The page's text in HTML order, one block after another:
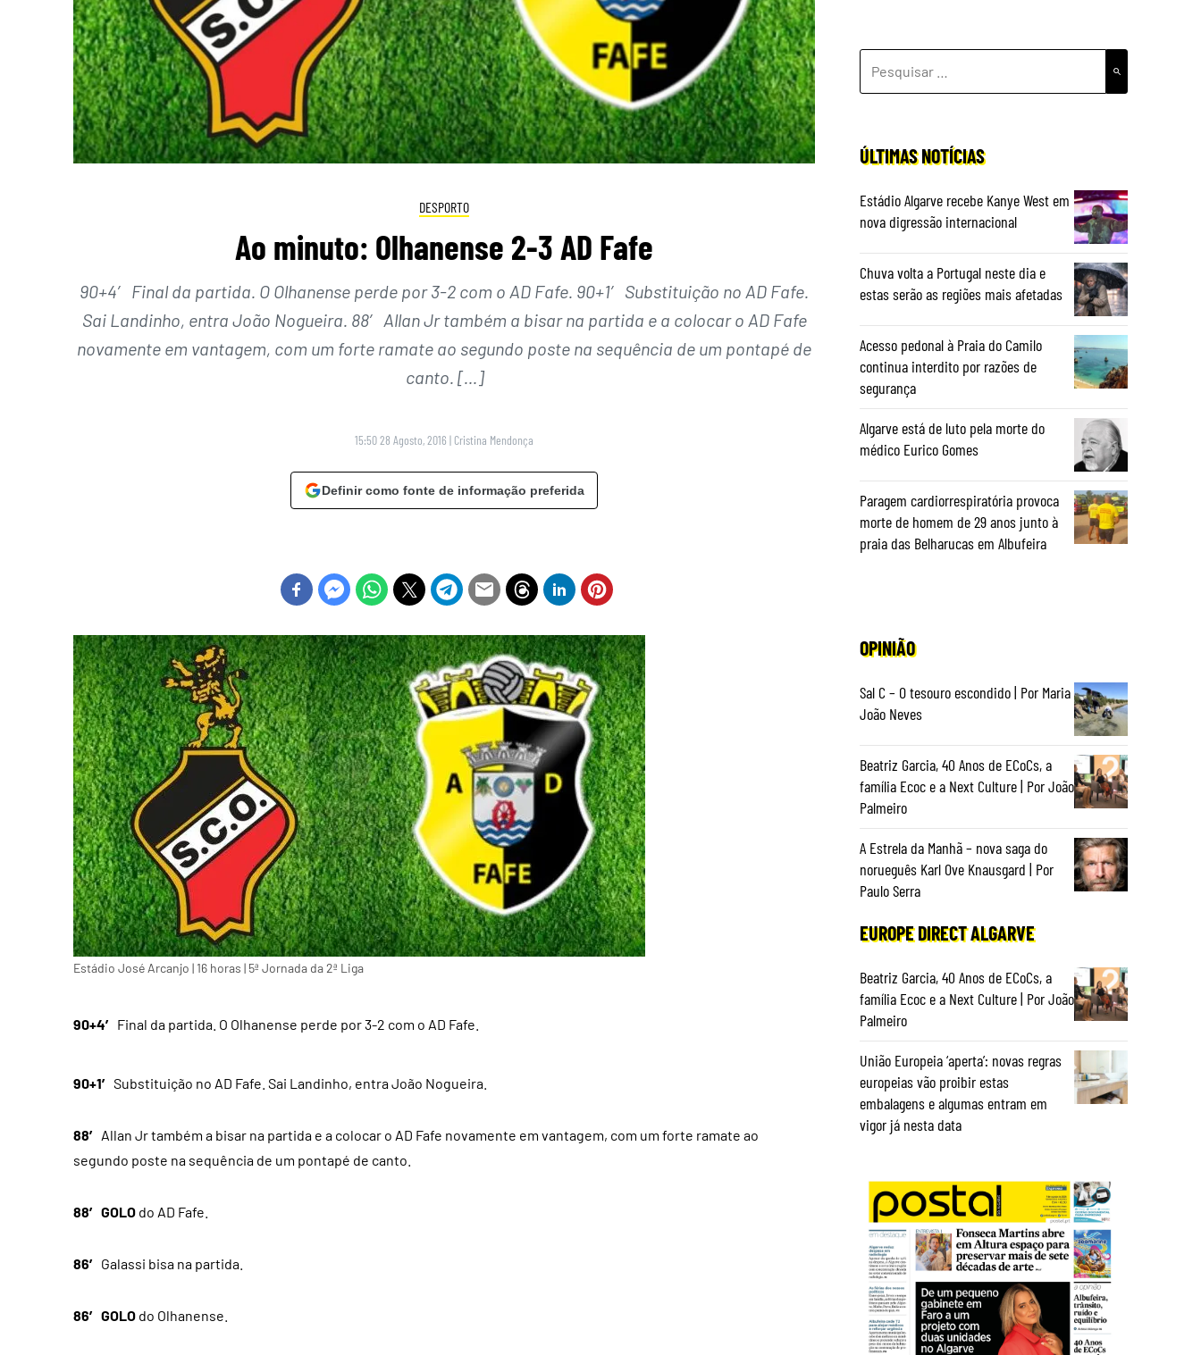
DESPORTO
Ao minuto: Olhanense 2-3 AD Fafe
90+4′ Final da partida. O Olhanense perde por 3-2 com o AD Fafe. 90+1′ Substituição no AD Fafe.
Sai Landinho, entra João Nogueira. 88′ Allan Jr também a bisar na partida e a colocar o AD Fafe
novamente em vantagem, com um forte ramate ao segundo poste na sequência de um pontapé de
canto. […]
15:50 28 Agosto, 2016 | Cristina Mendonça
Definir como fonte de informação preferida
Estádio José Arcanjo | 16 horas | 5ª Jornada da 2ª Liga
90+4′ Final da partida. O Olhanense perde por 3-2 com o AD Fafe.
90+1′ Substituição no AD Fafe. Sai Landinho, entra João Nogueira.
88′ Allan Jr também a bisar na partida e a colocar o AD Fafe novamente em vantagem, com um forte ramate ao
segundo poste na sequência de um pontapé de canto.
88′ GOLO do AD Fafe.
86′ Galassi bisa na partida.
86′ GOLO do Olhanense.
POR:
ÚLTIMAS NOTÍCIAS
Estádio Algarve recebe Kanye West em
nova digressão internacional
Chuva volta a Portugal neste dia e
estas serão as regiões mais afetadas
Acesso pedonal à Praia do Camilo
continua interdito por razões de
segurança
Algarve está de luto pela morte do
médico Eurico Gomes
Paragem cardiorrespiratória provoca
morte de homem de 29 anos junto à
praia das Belharucas em Albufeira
OPINIÃO
Sal C – O tesouro escondido | Por Maria
João Neves
Beatriz Garcia, 40 Anos de ECoCs, a
família Ecoc e a Next Culture | Por João
Palmeiro
A Estrela da Manhã – nova saga do
norueguês Karl Ove Knausgard | Por
Paulo Serra
EUROPE DIRECT ALGARVE
Beatriz Garcia, 40 Anos de ECoCs, a
família Ecoc e a Next Culture | Por João
Palmeiro
União Europeia ‘aperta’: novas regras
europeias vão proibir estas
embalagens e algumas entram em
vigor já nesta data